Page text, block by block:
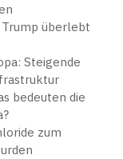
überlebt
Steigende
bedeuten die
zum